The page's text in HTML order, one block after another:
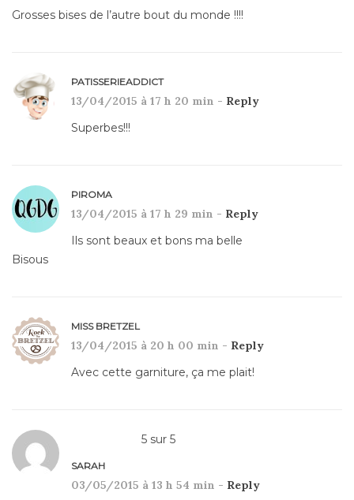
Grosses bises de l’autre bout du monde !!!!
PATISSERIEADDICT
13/04/2015 à 17 h 20 min - Reply
Superbes!!!
PIROMA
13/04/2015 à 17 h 29 min - Reply
Ils sont beaux et bons ma belle
Bisous
MISS BRETZEL
13/04/2015 à 20 h 00 min - Reply
Avec cette garniture, ça me plait!
5 sur 5
SARAH
03/05/2015 à 13 h 54 min - Reply